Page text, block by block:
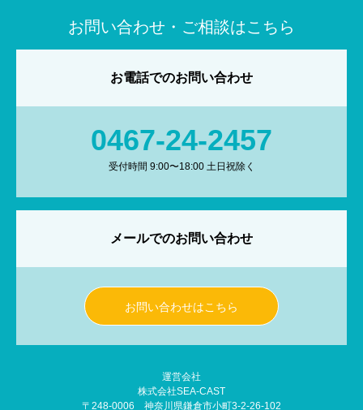
お問い合わせ・ご相談はこちら
お電話でのお問い合わせ
0467-24-2457
受付時間 9:00〜18:00 土日祝除く
メールでのお問い合わせ
お問い合わせはこちら
運営会社
株式会社SEA-CAST
〒248-0006 神奈川県鎌倉市小町3-2-26-102